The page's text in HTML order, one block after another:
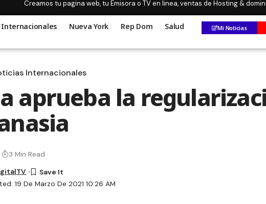
Creamos tu pagina web, tu Emisora o TV en linea, ventas de Hosting &
Internacionales Nueva York Rep Dom Salud Mi Noticias
Internacionales
aprueba la
19 De Marzo De 2021 10:26 AM
3 Min Read